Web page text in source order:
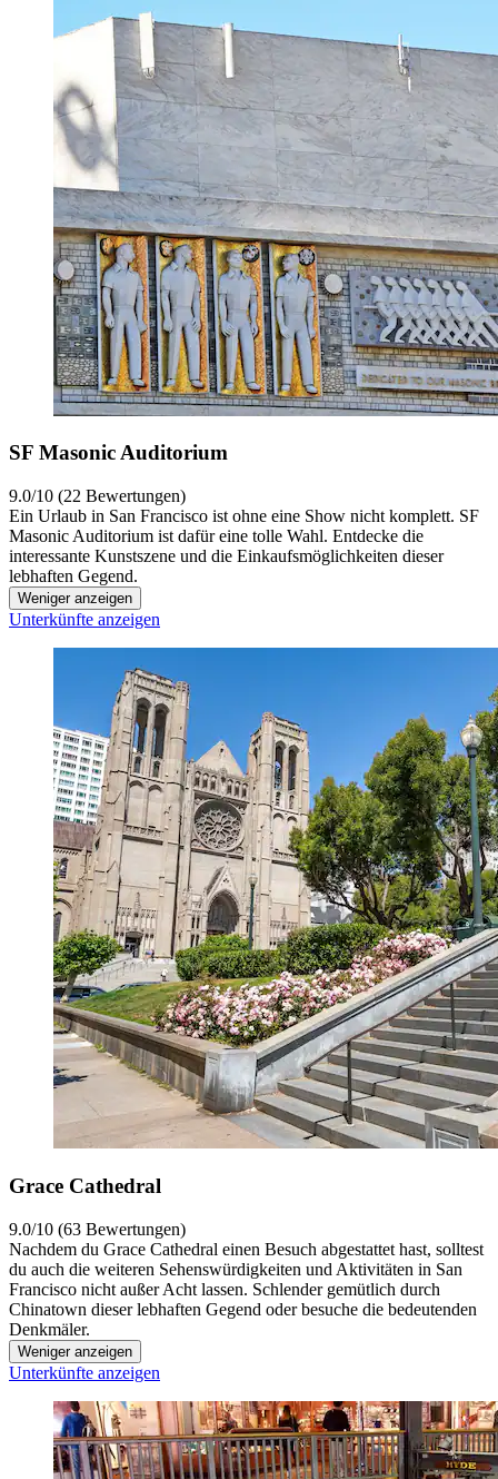
SF Masonic Auditorium
9.0/10 (22 Bewertungen)
Ein Urlaub in San Francisco ist ohne eine Show nicht komplett. SF
Masonic Auditorium ist dafür eine tolle Wahl. Entdecke die
interessante Kunstszene und die Einkaufsmöglichkeiten dieser
lebhaften Gegend.
Weniger anzeigen
Unterkünfte anzeigen
Grace Cathedral
9.0/10 (63 Bewertungen)
Nachdem du Grace Cathedral einen Besuch abgestattet hast, solltest
du auch die weiteren Sehenswürdigkeiten und Aktivitäten in San
Francisco nicht außer Acht lassen. Schlender gemütlich durch
Chinatown dieser lebhaften Gegend oder besuche die bedeutenden
Denkmäler.
Weniger anzeigen
Unterkünfte anzeigen